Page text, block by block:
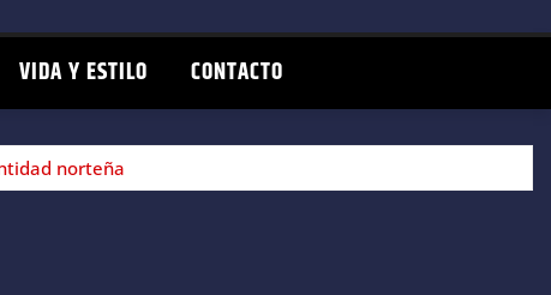
VIDA Y ESTILO CONTACTO
norteña